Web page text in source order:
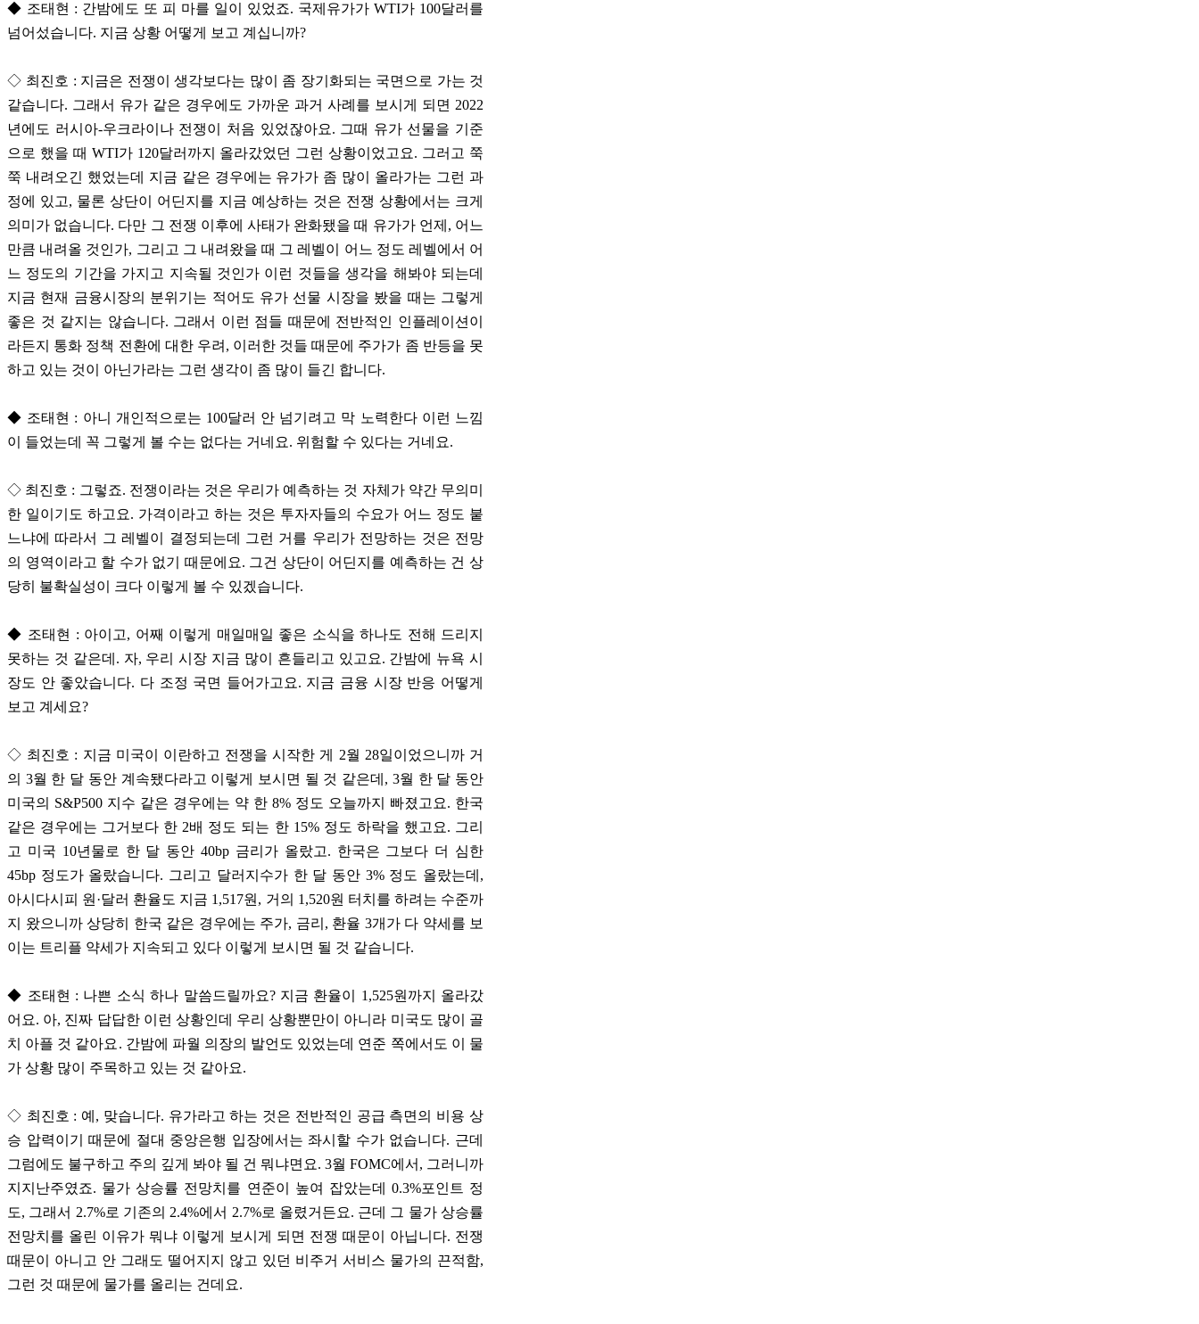
◆ 조태현 : 간밤에도 또 피 마를 일이 있었죠. 국제유가가 WTI가 100달러를
넘어섰습니다. 지금 상황 어떻게 보고 계십니까?
◇ 최진호 : 지금은 전쟁이 생각보다는 많이 좀 장기화되는 국면으로 가는 것
같습니다. 그래서 유가 같은 경우에도 가까운 과거 사례를 보시게 되면 2022
년에도 러시아-우크라이나 전쟁이 처음 있었잖아요. 그때 유가 선물을 기준
으로 했을 때 WTI가 120달러까지 올라갔었던 그런 상황이었고요. 그러고 쭉
쭉 내려오긴 했었는데 지금 같은 경우에는 유가가 좀 많이 올라가는 그런 과
정에 있고, 물론 상단이 어딘지를 지금 예상하는 것은 전쟁 상황에서는 크게
의미가 없습니다. 다만 그 전쟁 이후에 사태가 완화됐을 때 유가가 언제, 어느
만큼 내려올 것인가, 그리고 그 내려왔을 때 그 레벨이 어느 정도 레벨에서 어
느 정도의 기간을 가지고 지속될 것인가 이런 것들을 생각을 해봐야 되는데
지금 현재 금융시장의 분위기는 적어도 유가 선물 시장을 봤을 때는 그렇게
좋은 것 같지는 않습니다. 그래서 이런 점들 때문에 전반적인 인플레이션이
라든지 통화 정책 전환에 대한 우려, 이러한 것들 때문에 주가가 좀 반등을 못
하고 있는 것이 아닌가라는 그런 생각이 좀 많이 들긴 합니다.
◆ 조태현 : 아니 개인적으로는 100달러 안 넘기려고 막 노력한다 이런 느낌
이 들었는데 꼭 그렇게 볼 수는 없다는 거네요. 위험할 수 있다는 거네요.
◇ 최진호 : 그렇죠. 전쟁이라는 것은 우리가 예측하는 것 자체가 약간 무의미
한 일이기도 하고요. 가격이라고 하는 것은 투자자들의 수요가 어느 정도 붙
느냐에 따라서 그 레벨이 결정되는데 그런 거를 우리가 전망하는 것은 전망
의 영역이라고 할 수가 없기 때문에요. 그건 상단이 어딘지를 예측하는 건 상
당히 불확실성이 크다 이렇게 볼 수 있겠습니다.
◆ 조태현 : 아이고, 어째 이렇게 매일매일 좋은 소식을 하나도 전해 드리지
못하는 것 같은데. 자, 우리 시장 지금 많이 흔들리고 있고요. 간밤에 뉴욕 시
장도 안 좋았습니다. 다 조정 국면 들어가고요. 지금 금융 시장 반응 어떻게
보고 계세요?
◇ 최진호 : 지금 미국이 이란하고 전쟁을 시작한 게 2월 28일이었으니까 거
의 3월 한 달 동안 계속됐다라고 이렇게 보시면 될 것 같은데, 3월 한 달 동안
미국의 S&P500 지수 같은 경우에는 약 한 8% 정도 오늘까지 빠졌고요. 한국
같은 경우에는 그거보다 한 2배 정도 되는 한 15% 정도 하락을 했고요. 그리
고 미국 10년물로 한 달 동안 40bp 금리가 올랐고. 한국은 그보다 더 심한
45bp 정도가 올랐습니다. 그리고 달러지수가 한 달 동안 3% 정도 올랐는데,
아시다시피 원·달러 환율도 지금 1,517원, 거의 1,520원 터치를 하려는 수준까
지 왔으니까 상당히 한국 같은 경우에는 주가, 금리, 환율 3개가 다 약세를 보
이는 트리플 약세가 지속되고 있다 이렇게 보시면 될 것 같습니다.
◆ 조태현 : 나쁜 소식 하나 말씀드릴까요? 지금 환율이 1,525원까지 올라갔
어요. 아, 진짜 답답한 이런 상황인데 우리 상황뿐만이 아니라 미국도 많이 골
치 아플 것 같아요. 간밤에 파월 의장의 발언도 있었는데 연준 쪽에서도 이 물
가 상황 많이 주목하고 있는 것 같아요.
◇ 최진호 : 예, 맞습니다. 유가라고 하는 것은 전반적인 공급 측면의 비용 상
승 압력이기 때문에 절대 중앙은행 입장에서는 좌시할 수가 없습니다. 근데
그럼에도 불구하고 주의 깊게 봐야 될 건 뭐냐면요. 3월 FOMC에서, 그러니까
지지난주였죠. 물가 상승률 전망치를 연준이 높여 잡았는데 0.3%포인트 정
도, 그래서 2.7%로 기존의 2.4%에서 2.7%로 올렸거든요. 근데 그 물가 상승률
전망치를 올린 이유가 뭐냐 이렇게 보시게 되면 전쟁 때문이 아닙니다. 전쟁
때문이 아니고 안 그래도 떨어지지 않고 있던 비주거 서비스 물가의 끈적함,
그런 것 때문에 물가를 올리는 건데요.